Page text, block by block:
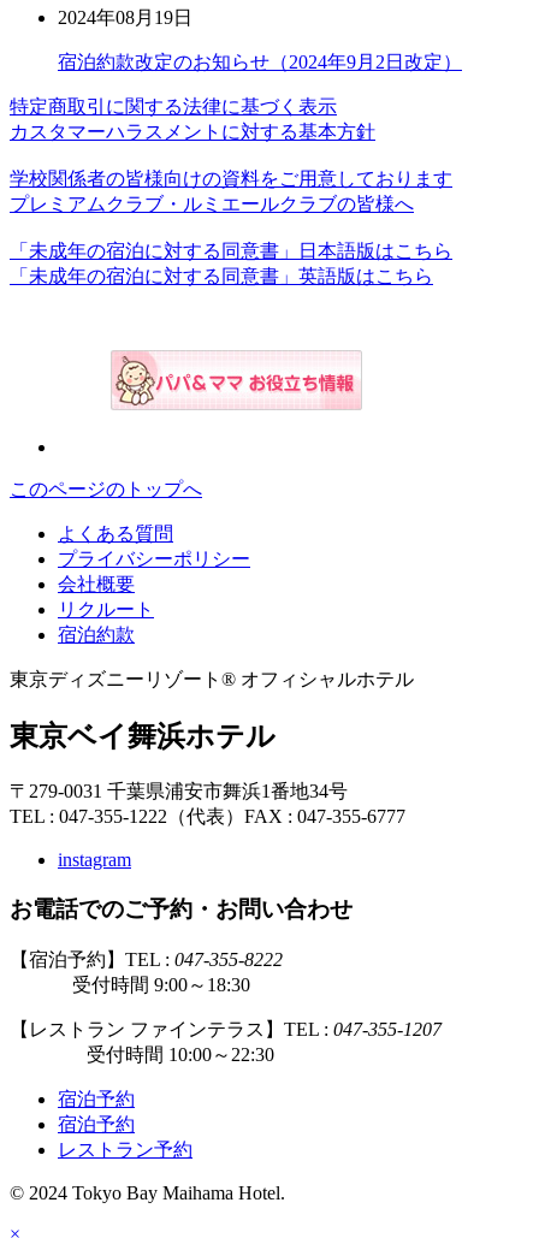
2024年08月19日
宿泊約款改定のお知らせ（2024年9月2日改定）
特定商取引に関する法律に基づく表示
カスタマーハラスメントに対する基本方針
学校関係者の皆様向けの資料をご用意しております
プレミアムクラブ・ルミエールクラブの皆様へ
「未成年の宿泊に対する同意書」日本語版はこちら
「未成年の宿泊に対する同意書」英語版はこちら
このページのトップへ
よくある質問
プライバシーポリシー
会社概要
リクルート
宿泊約款
東京ディズニーリゾート® オフィシャルホテル
東京ベイ舞浜ホテル
〒279-0031 千葉県浦安市舞浜1番地34号
TEL : 047-355-1222（代表） FAX : 047-355-6777
instagram
お電話でのご予約・お問い合わせ
【宿泊予約】TEL : 047-355-8222
受付時間 9:00～18:30
【レストラン ファインテラス】TEL : 047-355-1207
受付時間 10:00～22:30
宿泊予約
宿泊予約
レストラン予約
© 2024 Tokyo Bay Maihama Hotel.
×